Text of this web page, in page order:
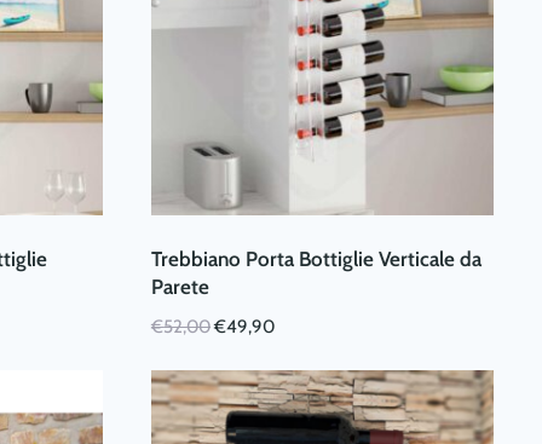
Trebbiano Porta Bottiglie Verticale da
Parete
€52,00Il
originale
era:
€52,00.
€49,90Il
attuale
è:
€49,90.